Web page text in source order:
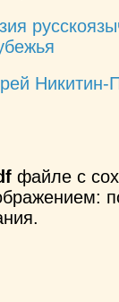
Никитин-
файле с